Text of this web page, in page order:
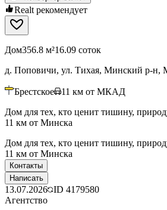
Realt рекомендует
Дом356.8 м²16.09 соток
д. Поповичи, ул. Тихая, Минский р-н,
Брестское 11 км от МКАД
Дом для тех, кто ценит тишину,
11 км от Минска
Дом для тех, кто ценит тишину,
11 км от Минска
Контакты
Написать
13.07.2026 ID 4179580
Агентство